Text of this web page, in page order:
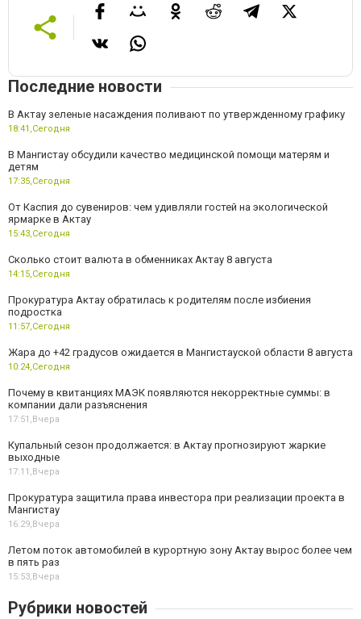
Последние новости
В Актау зеленые насаждения поливают по утвержденному графику
18:41,Сегодня
В Мангистау обсудили качество медицинской помощи матерям и
детям
17:35,Сегодня
От Каспия до сувениров: чем удивляли гостей на экологической
ярмарке в Актау
15:43,Сегодня
Сколько стоит валюта в обменниках Актау 8 августа
14:15,Сегодня
Прокуратура Актау обратилась к родителям после избиения
подростка
11:57,Сегодня
Жара до +42 градусов ожидается в Мангистауской области 8 августа
10:24,Сегодня
Почему в квитанциях МАЭК появляются некорректные суммы: в
компании дали разъяснения
17:51, Вчера
Купальный сезон продолжается: в Актау прогнозируют жаркие
выходные
17:11, Вчера
Прокуратура защитила права инвестора при реализации проекта в
Мангистау
16:29, Вчера
Летом поток автомобилей в курортную зону Актау вырос более чем
в пять раз
15:53, Вчера
Рубрики новостей